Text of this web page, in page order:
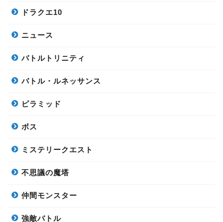
ドラクエ10
ニュース
バトルトリニティ
バトル・ルネッサンス
ピラミッド
ボス
ミステリークエスト
不思議の魔塔
仲間モンスター
強敵バトル